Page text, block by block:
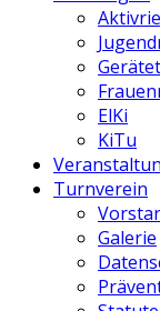
ElKi
KiTu
Turnverein
Galerie